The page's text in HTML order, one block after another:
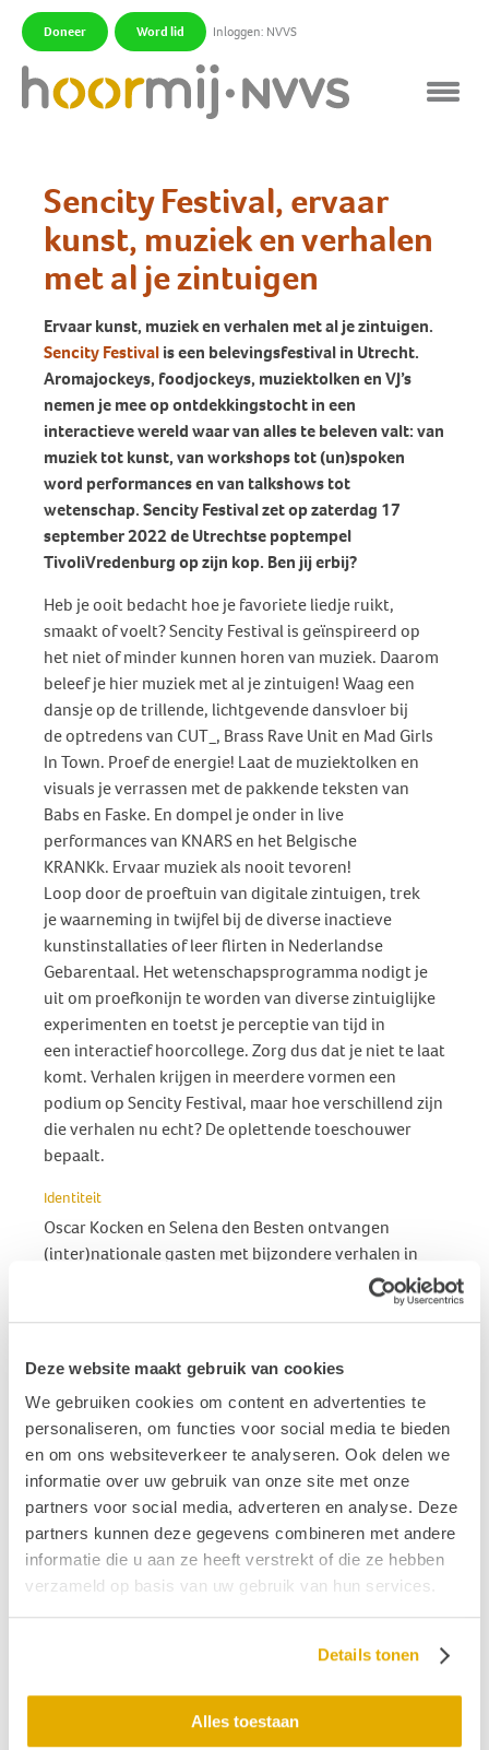
Deze website maakt gebruik van cookies
We gebruiken cookies om content en advertenties te
personaliseren, om functies voor social media te bieden
en om ons websiteverkeer te analyseren. Ook delen we
informatie over uw gebruik van onze site met onze
partners voor social media, adverteren en analyse. Deze
partners kunnen deze gegevens combineren met andere
informatie die u aan ze heeft verstrekt of die ze hebben
verzameld op basis van uw gebruik van hun services.
Details tonen
Alles toestaan
Doneer Word lid Inloggen: NVVS
Sencity Festival, ervaar
kunst, muziek en verhalen
met al je zintuigen
Ervaar kunst, muziek en verhalen met al je zintuigen.
Sencity Festivalis een belevingsfestival in Utrecht.
Aromajockeys, foodjockeys, muziektolken en VJ’s
nemen je mee op ontdekkingstocht in een
interactieve wereld waar van alles te beleven valt: van
muziek tot kunst, van workshops tot (un)spoken
word performances en van talkshows tot
wetenschap. Sencity Festival zet op zaterdag 17
september 2022 de Utrechtse poptempel
TivoliVredenburg op zijn kop. Ben jij erbij?
Heb je ooit bedacht hoe je favoriete liedje ruikt,
smaakt of voelt? Sencity Festival is geïnspireerd op
het niet of minder kunnen horen van muziek. Daarom
beleef je hier muziek met al je zintuigen! Waag een
dansje op de trillende, lichtgevende dansvloer bij
de optredens van CUT_, Brass Rave Unit en Mad Girls
In Town. Proef de energie! Laat de muziektolken en
visuals je verrassen met de pakkende teksten van
Babs en Faske. En dompel je onder in live
performances van KNARS en het Belgische
KRANKk. Ervaar muziek als nooit tevoren!
Loop door de proeftuin van digitale zintuigen, trek
je waarneming in twijfel bij de diverse inactieve
kunstinstallaties of leer flirten in Nederlandse
Gebarentaal. Het wetenschapsprogramma nodigt je
uit om proefkonijn te worden van diverse zintuiglijke
experimenten en toetst je perceptie van tijd in
een interactief hoorcollege. Zorg dus dat je niet te laat
komt. Verhalen krijgen in meerdere vormen een
podium op Sencity Festival, maar hoe verschillend zijn
die verhalen nu echt? De oplettende toeschouwer
bepaalt.
Identiteit
Oscar Kocken en Selena den Besten ontvangen
(inter)nationale gasten met bijzondere verhalen in
hun talkshow. In de gesprekken staat het onderwerp
identiteit centraal. Want hoe kun je een rolmodel zijn
kun je jezelf blijven? (Un)spoken Lab biedt een
podium aan experimentele woordkunst. Onder
begeleiding van Elten Kiene zoeken dove,
slechthorende en horende en jongeren naar het
verhaal dat zij willen vertellen. Laat je ontroeren en
verwonderen door hun 'spoken en signed word'
performances.
Meer informatie
Tijd: 18:30 - 04:00 uur
Waar: TivoliVredenburg - Vredenburgkade 11, Utrecht
TivoliVredenburg vind je op hunwebsite